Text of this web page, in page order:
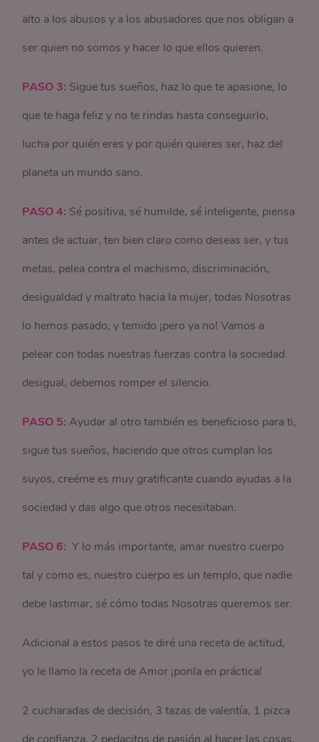
alto a los abusos y a los abusadores que nos obligan a
ser quien no somos y hacer lo que ellos quieren.
PASO 3: Sigue tus sueños, haz lo que te apasione, lo
que te haga feliz y no te rindas hasta conseguirlo,
lucha por quién eres y por quién quieres ser, haz del
planeta un mundo sano.
PASO 4: Sé positiva, sé humilde, sé inteligente, piensa
antes de actuar, ten bien claro como deseas ser, y tus
metas, pelea contra el machismo, discriminación,
desigualdad y maltrato hacia la mujer, todas Nosotras
lo hemos pasado, y temido ¡pero ya no! Vamos a
pelear con todas nuestras fuerzas contra la sociedad
desigual, debemos romper el silencio.
PASO 5: Ayudar al otro también es beneficioso para ti,
sigue tus sueños, haciendo que otros cumplan los
suyos, creéme es muy gratificante cuando ayudas a la
sociedad y das algo que otros necesitaban.
PASO 6: Y lo más importante, amar nuestro cuerpo
tal y como es, nuestro cuerpo es un templo, que nadie
debe lastimar, sé cómo todas Nosotras queremos ser.
Adicional a estos pasos te diré una receta de actitud,
yo le llamo la receta de Amor ¡ponla en práctica!
2 cucharadas de decisión, 3 tazas de valentía, 1 pizca